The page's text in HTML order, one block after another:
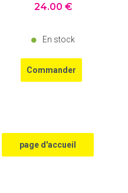
24.00 €
En stock